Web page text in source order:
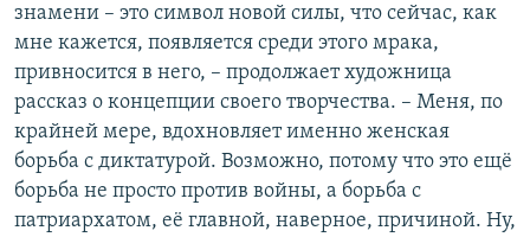
знамени – это символ новой силы, что сейчас, как
мне кажется, появляется среди этого мрака,
привносится в него, – продолжает художница
рассказ о концепции своего творчества. – Меня, по
крайней мере, вдохновляет именно женская
борьба с диктатурой. Возможно, потому что это ещё
борьба не просто против войны, а борьба с
патриархатом, её главной, наверное, причиной. Ну,